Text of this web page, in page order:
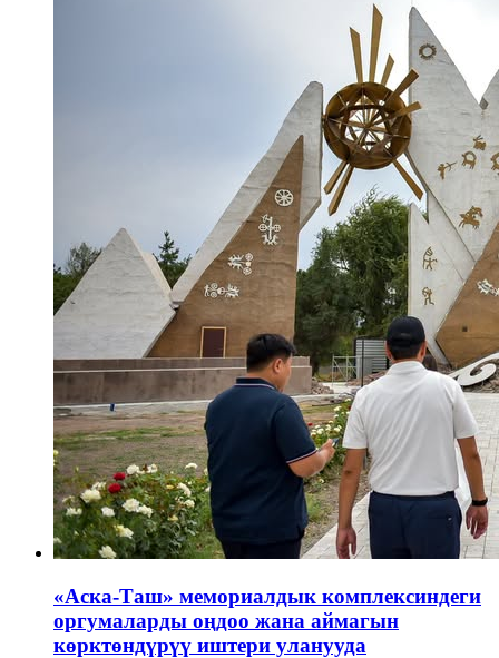
«Аска-Таш» мемориалдык комплексиндеги
оргумаларды оңдоо жана аймагын
көрктөндүрүү иштери уланууда